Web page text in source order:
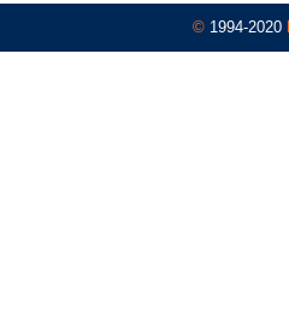
© 1994-2020